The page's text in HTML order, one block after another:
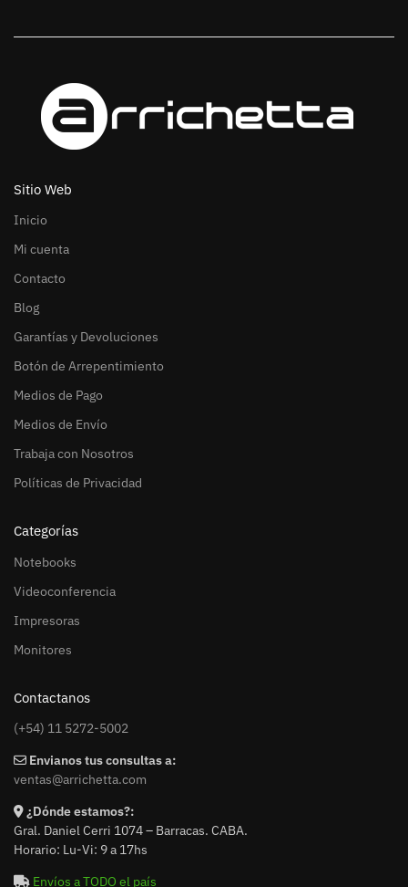
Sitio Web
Inicio
Mi cuenta
Contacto
Blog
Garantías y Devoluciones
Botón de Arrepentimiento
Medios de Pago
Medios de Envío
Trabaja con Nosotros
Políticas de Privacidad
Categorías
Notebooks
Videoconferencia
Impresoras
Monitores
Contactanos
(+54) 11 5272-5002
Envianos tus consultas a:
ventas@arrichetta.com
¿Dónde estamos?:
Gral. Daniel Cerri 1074 – Barracas. CABA.
Horario: Lu-Vi: 9 a 17hs
Envíos a TODO el país